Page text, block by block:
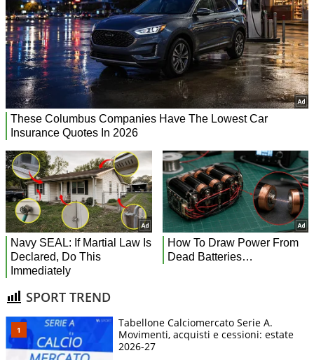
SPORT TREND
Tabellone Calciomercato Serie A.
Movimenti, acquisti e cessioni: estate
2026-27